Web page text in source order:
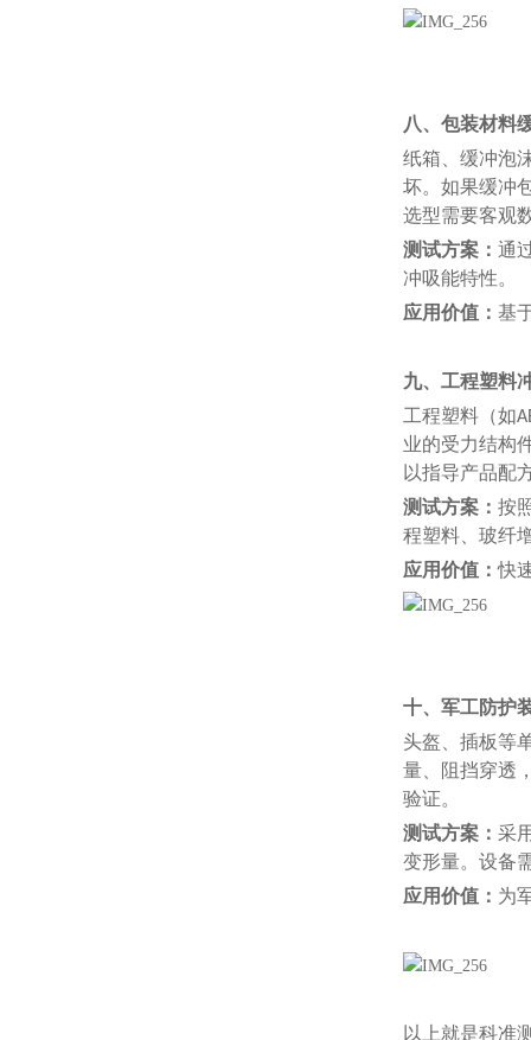
八、包装材料
纸箱、缓冲泡
坏。 如果缓冲
选型需要客观
测试方案： 通
冲吸能特性。
应用价值： 基
九、工程塑料
工程塑料（如
业的受力结构
以指导产品配
测试方案： 按
程塑料、玻纤
应用价值：快
十、军工防护
头盔、插板等
量、阻挡穿透
验证。
测试方案： 采
变形量。设备
应用价值： 为
以上就是科准